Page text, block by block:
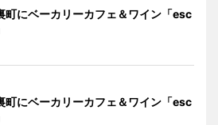
町にベーカリーカフェ＆ワイン「esc
町にベーカリーカフェ＆ワイン「esc